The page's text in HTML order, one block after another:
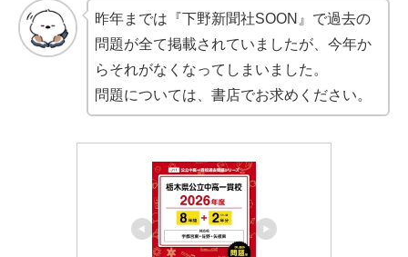
昨年までは『下野新聞社SOON』で過去の
問題が全て掲載されていましたが、今年か
らそれがなくなってしまいました。
問題については、書店でお求めください。